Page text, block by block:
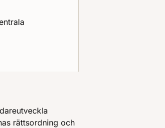
rättsordning och